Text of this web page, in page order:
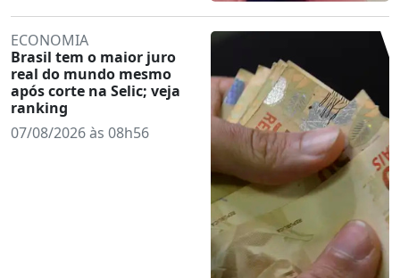
ECONOMIA
Brasil tem o maior juro
real do mundo mesmo
após corte na Selic; veja
ranking
07/08/2026 às 08h56